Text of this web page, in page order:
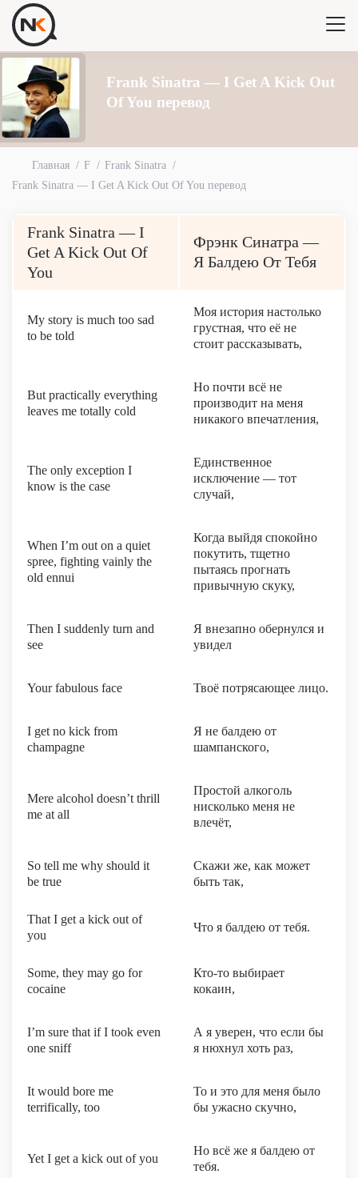
Frank Sinatra — I Get A Kick Out
Of You перевод
Главная F
Frank Sinatra
Frank Sinatra — I Get A Kick Out Of You перевод
Frank Sinatra — I
Get A Kick Out Of
You
Фрэнк Синатра —
Я Балдею От Тебя
My story is much too sad
to be told
Моя история настолько
грустная, что её не
стоит рассказывать,
But practically everything
leaves me totally cold
Но почти всё не
производит на меня
никакого впечатления,
The only exception I
know is the case
Единственное
исключение — тот
случай,
When I’m out on a quiet
spree, fighting vainly the
old ennui
Когда выйдя спокойно
покутить, тщетно
пытаясь прогнать
привычную скуку,
Then I suddenly turn and
see
Я внезапно обернулся и
увидел
Your fabulous face Твоё потрясающее лицо.
I get no kick from
champagne
Я не балдею от
шампанского,
Mere alcohol doesn’t thrill
me at all
Простой алкоголь
нисколько меня не
влечёт,
So tell me why should it
be true
Скажи же, как может
быть так,
That I get a kick out of
you
Что я балдею от тебя.
Some, they may go for
cocaine
Кто-то выбирает
кокаин,
I’m sure that if I took even
one sniff
А я уверен, что если бы
я нюхнул хоть раз,
It would bore me
terrifically, too
То и это для меня было
бы ужасно скучно,
Yet I get a kick out of you
Но всё же я балдею от
тебя.